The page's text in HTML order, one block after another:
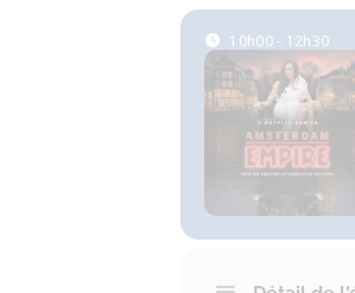
10h00 - 12h30